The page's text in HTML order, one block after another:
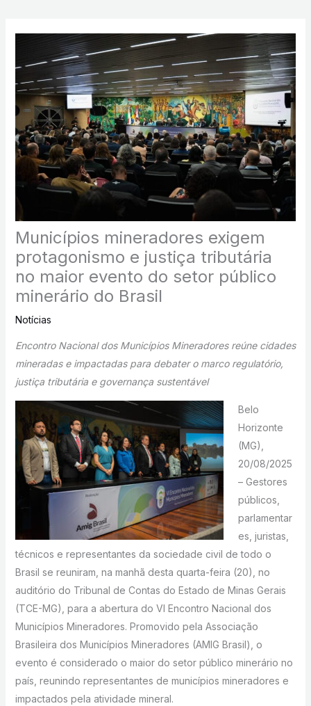
Municípios mineradores exigem
protagonismo e justiça tributária
no maior evento do setor público
minerário do Brasil
Notícias
Encontro Nacional dos Municípios Mineradores reúne cidades
mineradas e impactadas para debater o marco regulatório,
justiça tributária e governança sustentável
Belo
Horizonte
(MG),
20/08/2025
– Gestores
públicos,
parlamentar
es, juristas,
técnicos e representantes da sociedade civil de todo o
Brasil se reuniram, na manhã desta quarta-feira (20), no
auditório do Tribunal de Contas do Estado de Minas Gerais
(TCE-MG), para a abertura do VI Encontro Nacional dos
Municípios Mineradores. Promovido pela Associação
Brasileira dos Municípios Mineradores (AMIG Brasil), o
evento é considerado o maior do setor público minerário no
país, reunindo representantes de municípios mineradores e
impactados pela atividade mineral.